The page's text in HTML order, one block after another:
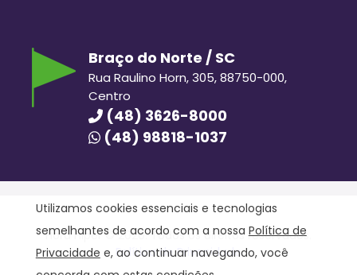
Braço do Norte / SC
Rua Raulino Horn, 305, 88750-000,
Centro
(48) 3626-8000
(48) 98818-1037
Hora Hiper © 2020. Todos os direitos reservados.
Política de Privacidade
Utilizamos cookies essenciais e tecnologias
semelhantes de acordo com a nossa Política de
Privacidade e, ao continuar navegando, você